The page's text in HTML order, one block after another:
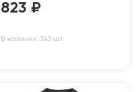
823 ₽
В наличии: 343 шт